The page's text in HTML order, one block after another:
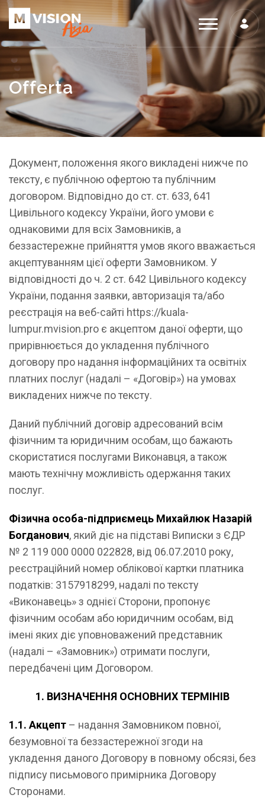
Offerta
Документ, положення якого викладені нижче по
тексту, є публічною офертою та публічним
договором. Відповідно до ст. ст. 633, 641
Цивільного кодексу України, його умови є
однаковими для всіх Замовників, а
беззастережне прийняття умов якого вважається
акцептуванням цієї оферти Замовником. У
відповідності до ч. 2 ст. 642 Цивільного кодексу
України, подання заявки, авторизація та/або
реєстрація на веб-сайті https://kuala-
lumpur.mvision.pro є акцептом даної оферти, що
прирівнюється до укладення публічного
договору про надання інформаційних та освітніх
платних послуг (надалі – «Договір») на умовах
викладених нижче по тексту.
Даний публічний договір адресований всім
фізичним та юридичним особам, що бажають
скористатися послугами Виконавця, а також
мають технічну можливість одержання таких
послуг.
Фізична особа-підприємець Михайлюк Назарій
Богданович, який діє на підставі Виписки з ЄДР
№ 2 119 000 0000 022828, від 06.07.2010 року,
реєстраційний номер облікової картки платника
податків: 3157918299, надалі по тексту
«Виконавець» з однієї Сторони, пропонує
фізичним особам або юридичним особам, від
імені яких діє уповноважений представник
(надалі – «Замовник») отримати послуги,
передбачені цим Договором.
1. ВИЗНАЧЕННЯ ОСНОВНИХ ТЕРМІНІВ
1.1. Акцепт – надання Замовником повної,
безумовної та беззастережної згоди на
укладення даного Договору в повному обсязі, без
підпису письмового примірника Договору
Сторонами.